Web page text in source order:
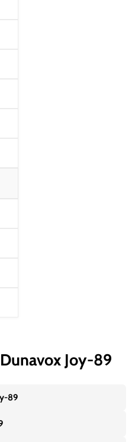
Joy-89
89